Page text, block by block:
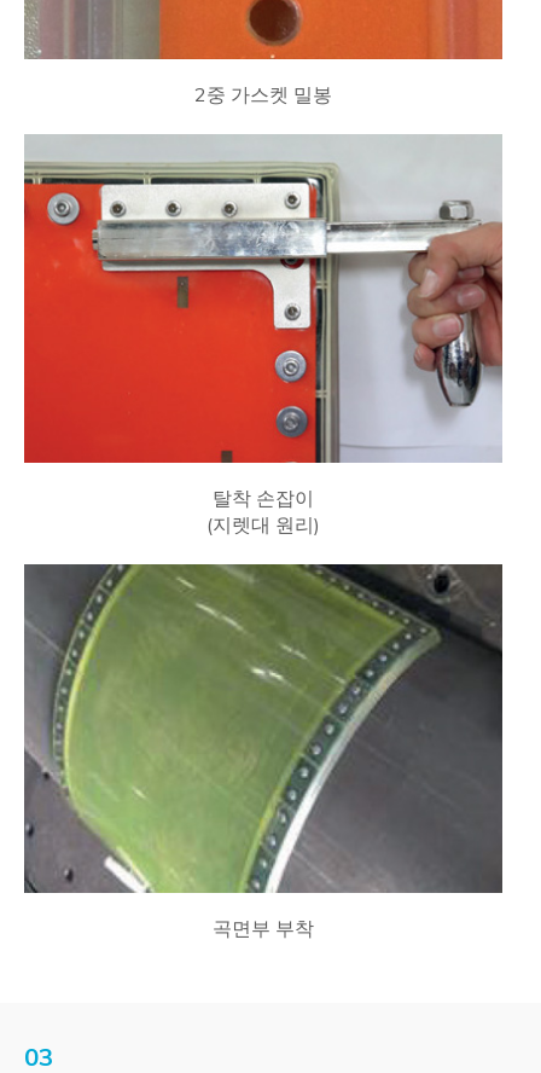
2중 가스켓 밀봉
탈착 손잡이
(지렛대 원리)
곡면부 부착
03